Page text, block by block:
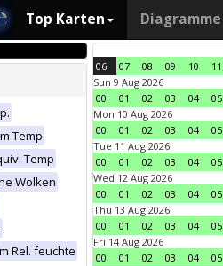
Top Karten Diagramme
Temp
Temp
Wolken
Rel. feuchte
06 07 08 09 10 11
Sun 9 Aug 2026
00
01 02 03 04 05
Mon 10 Aug 2026
00
01 02 03 04 05
Tue 11 Aug 2026
00
01 02 03 04 05
Wed 12 Aug 2026
00
01 02 03 04 05
Thu 13 Aug 2026
00
01 02 03 04 05
Fri 14 Aug 2026
00
01 02 03 04 05